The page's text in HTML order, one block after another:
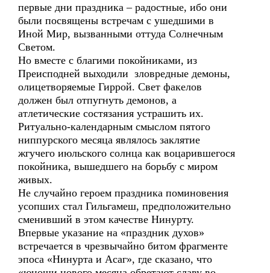
первые дни праздника – радостные, ибо они
были посвящены встречам с ушедшими в
Иной Мир, вызванными оттуда Солнечным
Светом.
Но вместе с благими покойниками, из
Преисподней выходили зловредные демоны,
олицетворяемые Гиррой. Свет факелов
должен был отпугнуть демонов, а
атлетические состязания устрашить их.
Ритуально-календарным смыслом пятого
ниппурского месяца являлось заклятие
жгучего июльского солнца как воцарившегося
покойника, вышедшего на борьбу с миром
живых.
Не случайно героем праздника поминовения
усопших стал Гильгамеш, предположительно
сменивший в этом качестве Нинурту.
Впервые указание на «праздник духов»
встречается в чрезвычайно битом фрагменте
эпоса «Нинурта и Асаг», где сказано, что